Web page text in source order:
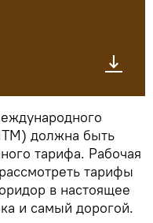
должна быть
тарифа. Рабочая
тарифы
в настоящее
и самый дорогой.